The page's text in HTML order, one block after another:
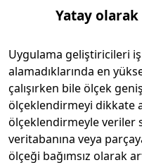
Yatay
Uygulama geliştiricileri
alamadıklarında en
çalışırken bile ölçek
ölçeklendirmeyi dikkate
ölçeklendirmeyle veriler
veritabanına veya
ölçeği bağımsız olarak